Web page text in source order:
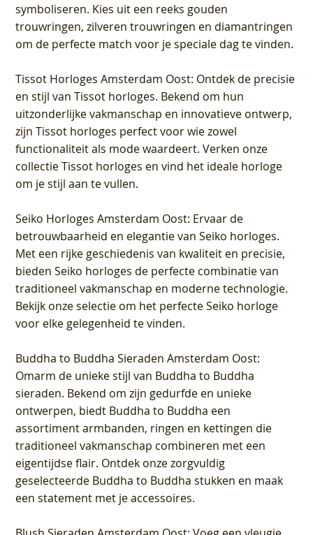
symboliseren. Kies uit een reeks gouden
trouwringen, zilveren trouwringen en diamantringen
om de perfecte match voor je speciale dag te vinden.
Tissot Horloges Amsterdam Oost: Ontdek de precisie
en stijl van Tissot horloges. Bekend om hun
uitzonderlijke vakmanschap en innovatieve ontwerp,
zijn Tissot horloges perfect voor wie zowel
functionaliteit als mode waardeert. Verken onze
collectie Tissot horloges en vind het ideale horloge
om je stijl aan te vullen.
Seiko Horloges Amsterdam Oost: Ervaar de
betrouwbaarheid en elegantie van Seiko horloges.
Met een rijke geschiedenis van kwaliteit en precisie,
bieden Seiko horloges de perfecte combinatie van
traditioneel vakmanschap en moderne technologie.
Bekijk onze selectie om het perfecte Seiko horloge
voor elke gelegenheid te vinden.
Buddha to Buddha Sieraden Amsterdam Oost:
Omarm de unieke stijl van Buddha to Buddha
sieraden. Bekend om zijn gedurfde en unieke
ontwerpen, biedt Buddha to Buddha een
assortiment armbanden, ringen en kettingen die
traditioneel vakmanschap combineren met een
eigentijdse flair. Ontdek onze zorgvuldig
geselecteerde Buddha to Buddha stukken en maak
een statement met je accessoires.